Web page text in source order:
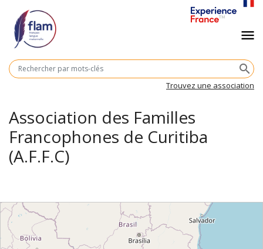
contenu
principal
Navigation
principalesearch
Trouvez une association
menu
Association des Familles
Francophones de Curitiba
(A.F.F.C)